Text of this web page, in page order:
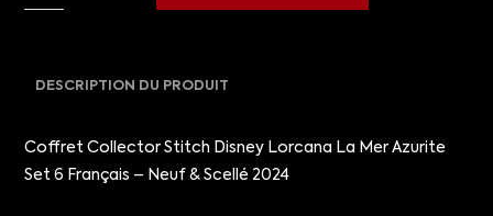
DESCRIPTION DU PRODUIT
Coffret Collector Stitch Disney Lorcana La Mer Azurite
Set 6 Français – Neuf & Scellé 2024